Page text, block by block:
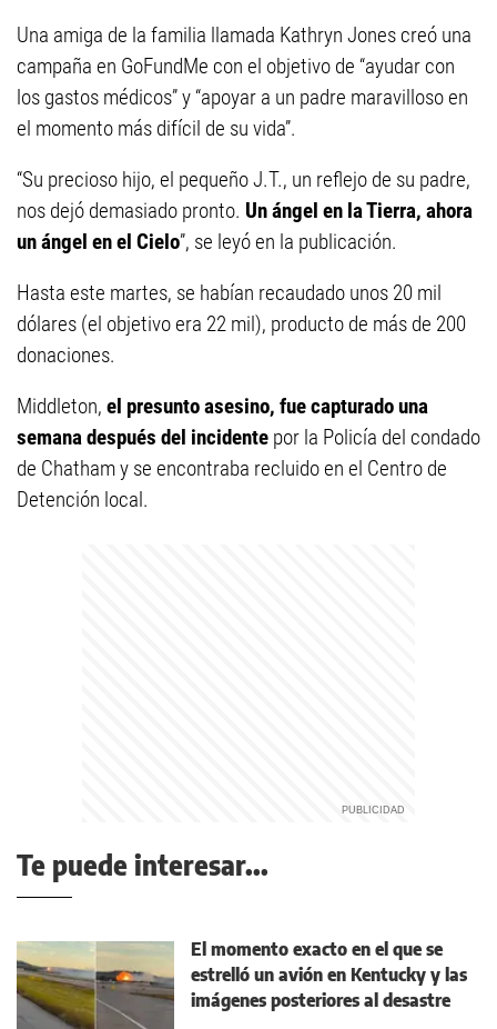
Una amiga de la familia llamada Kathryn Jones creó una
campaña en GoFundMe con el objetivo de “ayudar con
los gastos médicos” y “apoyar a un padre maravilloso en
el momento más difícil de su vida”.
“Su precioso hijo, el pequeño J.T., un reflejo de su padre,
nos dejó demasiado pronto. Un ángel en la Tierra, ahora
un ángel en el Cielo”, se leyó en la publicación.
Hasta este martes, se habían recaudado unos 20 mil
dólares (el objetivo era 22 mil), producto de más de 200
donaciones.
Middleton, el presunto asesino, fue capturado una
semana después del incidente por la Policía del condado
de Chatham y se encontraba recluido en el Centro de
Detención local.
Te puede interesar...
El momento exacto en el que se
estrelló un avión en Kentucky y las
imágenes posteriores al desastre